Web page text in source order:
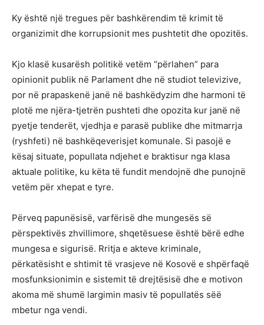
Ky është një tregues për bashkërendim të krimit të
organizimit dhe korrupsionit mes pushtetit dhe opozitës.
Kjo klasë kusarësh politikë vetëm “përlahen” para
opinionit publik në Parlament dhe në studiot televizive,
por në prapaskenë janë në bashkëdyzim dhe harmoni të
plotë me njëra-tjetrën pushteti dhe opozita kur janë në
pyetje tenderët, vjedhja e parasë publike dhe mitmarrja
(ryshfeti) në bashkëqeverisjet komunale. Si pasojë e
kësaj situate, popullata ndjehet e braktisur nga klasa
aktuale politike, ku këta të fundit mendojnë dhe punojnë
vetëm për xhepat e tyre.
Përveq papunësisë, varfërisë dhe mungesës së
përspektivës zhvillimore, shqetësuese është bërë edhe
mungesa e sigurisë. Rritja e akteve kriminale,
përkatësisht e shtimit të vrasjeve në Kosovë e shpërfaqë
mosfunksionimin e sistemit të drejtësisë dhe e motivon
akoma më shumë largimin masiv të popullatës sëë
mbetur nga vendi.